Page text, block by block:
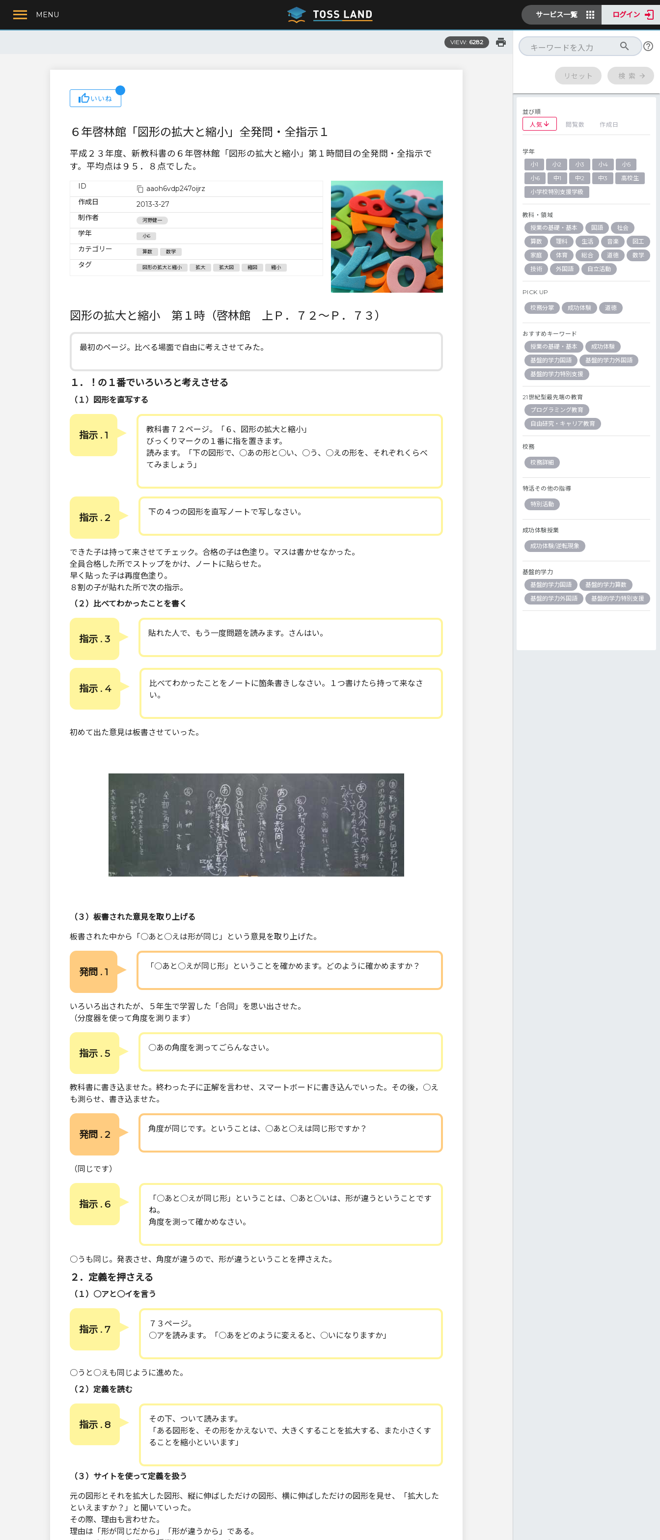
MENU サービス一覧 ログイン
VIEW: 6282
いいね
６年啓林館「図形の拡大と縮小」全発問・全指示１
平成２３年度、新教科書の６年啓林館「図形の拡大と縮小」第１時間目の全発問・全指示で
す。平均点は９５．８点でした。
ID
aaoh6vdp247oijrz
作成日
2013-3-27
制作者
河野健一
学年 小6
カテゴリー 算数 数学
タグ 図形の拡大と縮小 拡大 拡大図 縮図 縮小
図形の拡大と縮小 第１時（啓林館 上Ｐ．７２～Ｐ．７３）
最初のページ。比べる場面で自由に考えさせてみた。
１．！の１番でいろいろと考えさせる
（１）図形を直写する
指示 . 1
教科書７２ページ。「６、図形の拡大と縮小」
びっくりマークの１番に指を置きます。
読みます。「下の図形で、○あの形と○い、○う、○えの形を、それぞれくらべ
てみましょう」
指示 . 2 下の４つの図形を直写ノートで写しなさい。
できた子は持って来させてチェック。合格の子は色塗り。マスは書かせなかった。
全員合格した所でストップをかけ、ノートに貼らせた。
早く貼った子は再度色塗り。
８割の子が貼れた所で次の指示。
（２）比べてわかったことを書く
指示 . 3 貼れた人で、もう一度問題を読みます。さんはい。
指示 . 4
比べてわかったことをノートに箇条書きしなさい。１つ書けたら持って来なさ
い。
初めて出た意見は板書させていった。
（３）板書された意見を取り上げる
板書された中から「○あと○えは形が同じ」という意見を取り上げた。
発問 . 1 「○あと○えが同じ形」ということを確かめます。どのように確かめますか？
いろいろ出されたが、５年生で学習した「合同」を思い出させた。
（分度器を使って角度を測ります）
指示 . 5 ○あの角度を測ってごらんなさい。
教科書に書き込ませた。終わった子に正解を言わせ、スマートボードに書き込んでいった。その後，○え
も測らせ、書き込ませた。
発問 . 2 角度が同じです。ということは、○あと○えは同じ形ですか？
（同じです）
指示 . 6
「○あと○えが同じ形」ということは、○あと○いは、形が違うということです
ね。
角度を測って確かめなさい。
○うも同じ。発表させ、角度が違うので、形が違うということを押さえた。
２．定義を押さえる
（１）○アと○イを言う
指示 . 7
７３ページ。
○アを読みます。「○あをどのように変えると、○いになりますか」
○うと○えも同じように進めた。
（２）定義を読む
指示 . 8
その下、ついて読みます。
「ある図形を、その形をかえないで、大きくすることを拡大する、また小さくす
ることを縮小といいます」
（３）サイトを使って定義を扱う
元の図形とそれを拡大した図形、縦に伸ばしただけの図形、横に伸ばしただけの図形を見せ、「拡大した
といえますか？」と聞いていった。
その際、理由も言わせた。
理由は「形が同じだから」「形が違うから」である。
リセット 検 索
並び順
人気
閲覧数 作成日
学年
小1
小2 小3 小4
小5
小6
中1 中2 中3
高校生
小学校特別支援学級
教科・領域
授業の基礎・基本
国語
社会
算数
理科 生活 音楽
図工
家庭
体育 総合 道徳
数学
技術
外国語 自立活動
PICK UP
校務分掌 成功体験 道徳
おすすめキーワード
授業の基礎・基本
成功体験
基盤的学力国語
基盤的学力外国語
基盤的学力特別支援
21世紀型最先端の教育
プログラミング教育
自由研究・キャリア教育
校務
校務詳細
特活その他の指導
特別活動
成功体験授業
成功体験/逆転現象
基盤的学力
基盤的学力国語
基盤的学力算数
基盤的学力外国語
基盤的学力特別支援